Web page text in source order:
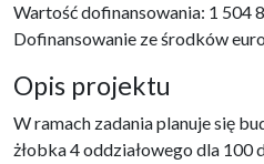
Wartość dofinansowania: 1 504
Dofinansowanie ze środków
Opis projektu
W ramach zadania planuje się
żłobka 4 oddziałowego dla 100